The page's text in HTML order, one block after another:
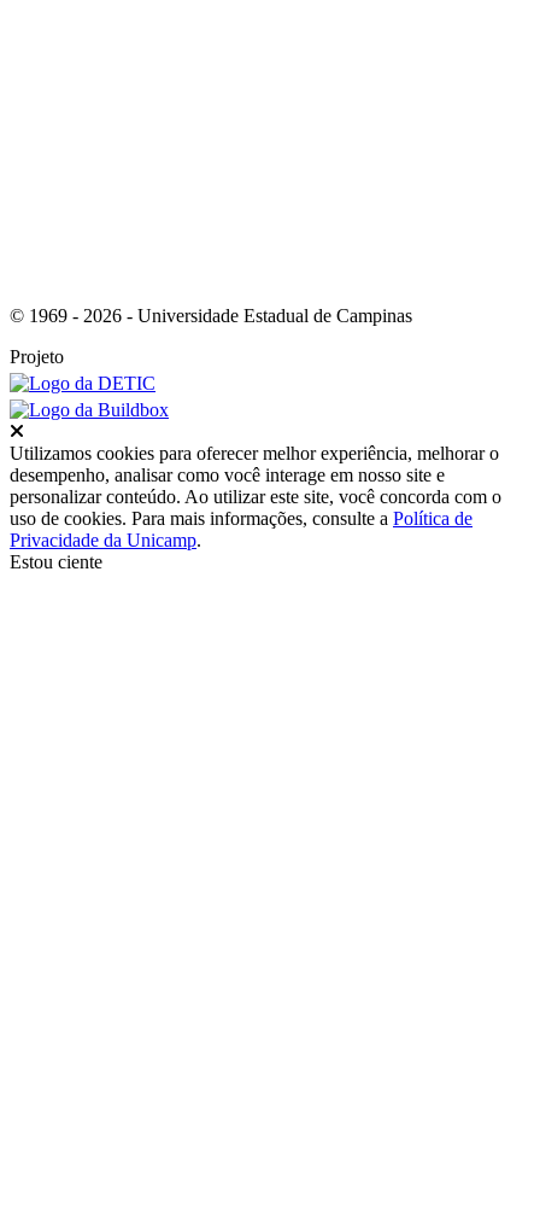
© 1969 - 2026 - Universidade Estadual de Campinas
Projeto
Utilizamos cookies para oferecer melhor experiência, melhorar o
desempenho, analisar como você interage em nosso site e
personalizar conteúdo. Ao utilizar este site, você concorda com o
uso de cookies. Para mais informações, consulte a Política de
Privacidade da Unicamp.
Estou ciente